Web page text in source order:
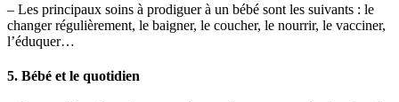
– Les principaux soins à prodiguer à un bébé sont les suivants : le
changer régulièrement, le baigner, le coucher, le nourrir, le vacciner,
l’éduquer…
5. Bébé et le quotidien